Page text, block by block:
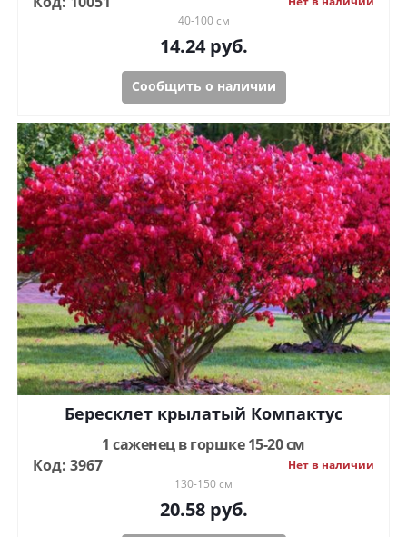
40-100 см
14.24руб.
Сообщить о наличии
Бересклет крылатый Компактус
1 саженец в горшке 15-20 см
Код: 3967
Нет в наличии
130-150 см
20.58руб.